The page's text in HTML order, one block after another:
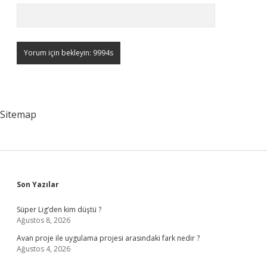
Sitemap
Sidebar
Son Yazılar
Süper Lig’den kim düştü ?
Ağustos 8, 2026
Avan proje ile uygulama projesi arasındaki fark nedir ?
Ağustos 4, 2026